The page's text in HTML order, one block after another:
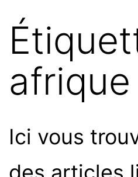
afrique
Ici vous